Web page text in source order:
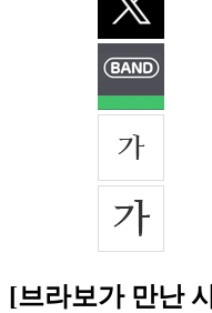
[브라보가 만난